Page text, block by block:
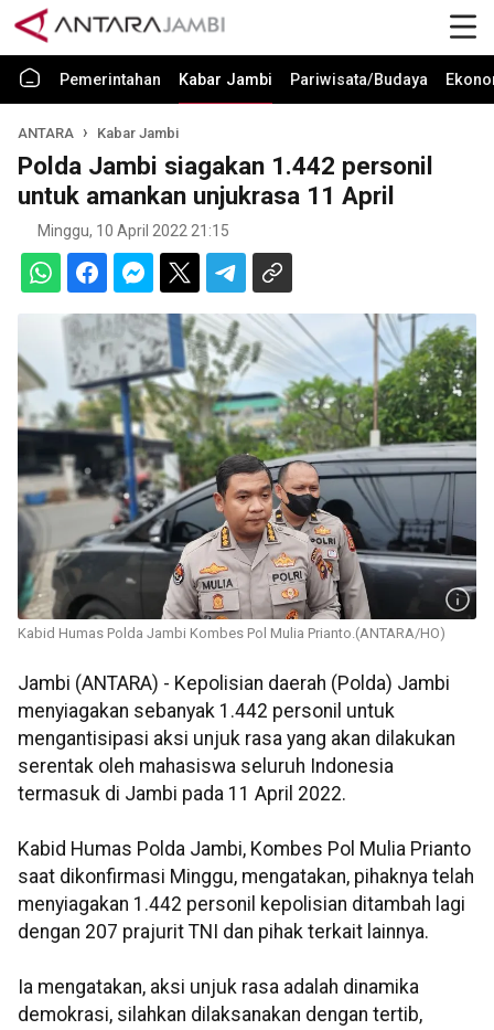
Pemerintahan Kabar Jambi Pariwisata/Budaya
ANTARA Kabar Jambi
Polda Jambi siagakan 1.442 personil
untuk amankan unjukrasa 11 April
Minggu, 10 April 2022 21:15
Kabid Humas Polda Jambi Kombes Pol Mulia Prianto.(ANTARA/HO)
Jambi (ANTARA) - Kepolisian daerah (Polda) Jambi
menyiagakan sebanyak 1.442 personil untuk
mengantisipasi aksi unjuk rasa yang akan dilakukan
serentak oleh mahasiswa seluruh Indonesia
termasuk di Jambi pada 11 April 2022.
Kabid Humas Polda Jambi, Kombes Pol Mulia Prianto
saat dikonfirmasi Minggu, mengatakan, pihaknya telah
menyiagakan 1.442 personil kepolisian ditambah lagi
dengan 207 prajurit TNI dan pihak terkait lainnya.
Ia mengatakan, aksi unjuk rasa adalah dinamika
demokrasi, silahkan dilaksanakan dengan tertib,